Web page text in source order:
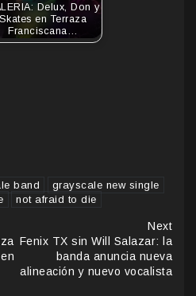
Delux, Don y
Skates en Terraza
Franciscana…
band
grayscale new single
not afraid to die
Next
Fenix TX sin Will Salazar: la
banda anuncia nueva
alineación y nuevo vocalista